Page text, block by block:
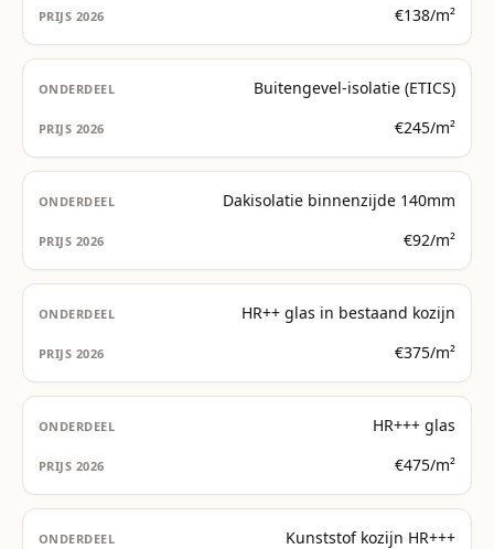
€138/m²
Buitengevel-isolatie (ETICS)
€245/m²
Dakisolatie binnenzijde 140mm
€92/m²
HR++ glas in bestaand kozijn
€375/m²
HR+++ glas
€475/m²
Kunststof kozijn HR+++